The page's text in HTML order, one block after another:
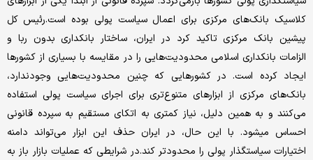
کلاسیک بانک‌های مرکزی برای اعمال سیاست پولی بوده است.رئیس کل
پیشین بانک مرکزی تاکید کرد در ایران، ساختار بانکداری بدون ربا و
الزامات بانکداری اسلامی محدودیت‌هایی را در مقایسه با بسیاری از کشورها
ایجاد کرده است. در کشورهایی که چنین محدودیت‌هایی وجودندارد،
بانک‌های مرکزی از ابزارهای متنوع‌تری برای اجرای سیاست پولی استفاده
می‌کنند و به همین دلیل، نیاز کمتری به اتکای مستقیم به سپرده قانونی
احساس میشود. با این حال، در ایران حذف این ابزار می‌تواند دامنه
اختیارات سیاستگذار پولی را محدودتر کند.در شرایطی که عملیات بازار باز به